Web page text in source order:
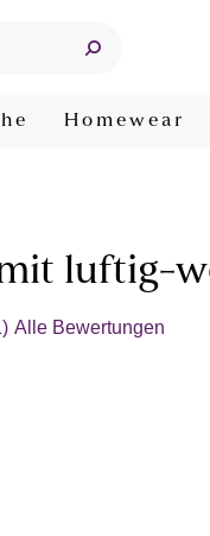
Homewear
luftig-
Alle Bewertungen